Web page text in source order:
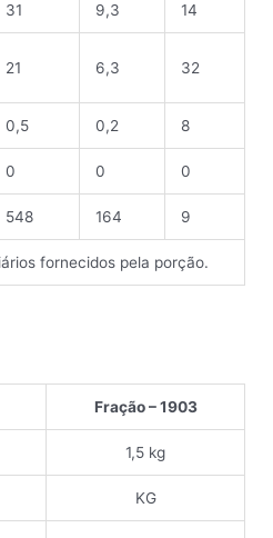
31 9,3 14
21 6,3 32
0,5 0,2 8
0 0 0
548 164 9
fornecidos pela porção.
Fração – 1903
1,5 kg
KG